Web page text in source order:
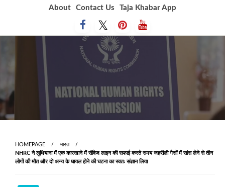
About Contact Us Taja Khabar App
HOMEPAGE
भारत
NHRC ने लुधियाना में एक कारखाने में सीवेज लाइन की सफाई करते समय जहरीली गैसों में सांस लेने से तीन
लोगों की मौत और दो अन्य के घायल होने की घटना का स्वतः संज्ञान लिया